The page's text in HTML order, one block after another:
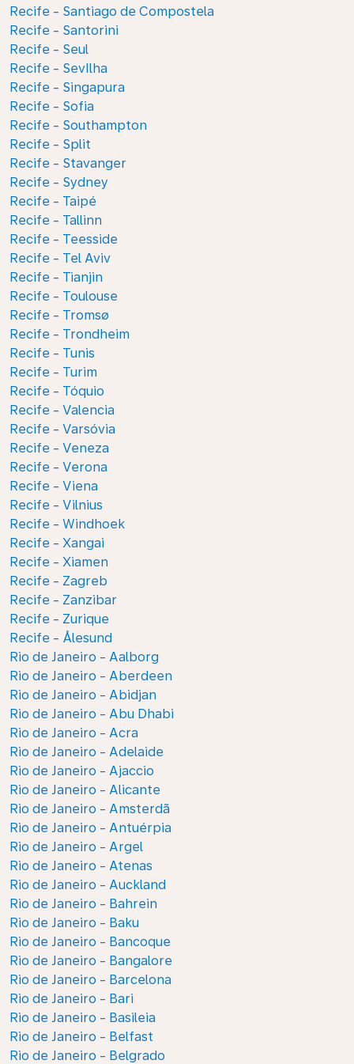
Recife - Santiago de Compostela
Recife - Santorini
Recife - Seul
Recife - SevIlha
Recife - Singapura
Recife - Sofia
Recife - Southampton
Recife - Split
Recife - Stavanger
Recife - Sydney
Recife - Taipé
Recife - Tallinn
Recife - Teesside
Recife - Tel Aviv
Recife - Tianjin
Recife - Toulouse
Recife - Tromsø
Recife - Trondheim
Recife - Tunis
Recife - Turim
Recife - Tóquio
Recife - Valencia
Recife - Varsóvia
Recife - Veneza
Recife - Verona
Recife - Viena
Recife - Vilnius
Recife - Windhoek
Recife - Xangai
Recife - Xiamen
Recife - Zagreb
Recife - Zanzibar
Recife - Zurique
Recife - Ålesund
Rio de Janeiro - Aalborg
Rio de Janeiro - Aberdeen
Rio de Janeiro - Abidjan
Rio de Janeiro - Abu Dhabi
Rio de Janeiro - Acra
Rio de Janeiro - Adelaide
Rio de Janeiro - Ajaccio
Rio de Janeiro - Alicante
Rio de Janeiro - Amsterdã
Rio de Janeiro - Antuérpia
Rio de Janeiro - Argel
Rio de Janeiro - Atenas
Rio de Janeiro - Auckland
Rio de Janeiro - Bahrein
Rio de Janeiro - Baku
Rio de Janeiro - Bancoque
Rio de Janeiro - Bangalore
Rio de Janeiro - Barcelona
Rio de Janeiro - Bari
Rio de Janeiro - Basileia
Rio de Janeiro - Belfast
Rio de Janeiro - Belgrado